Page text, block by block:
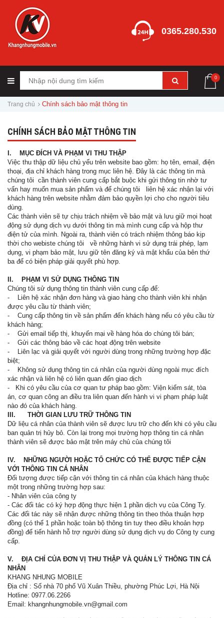
0365.280.530
0
Trang chủ Chính sách bảo mật thông tin
CHÍNH SÁCH BẢO MẬT THÔNG TIN
I. MỤC ĐÍCH VÀ PHẠM VI THU THẬP
Việc thu thập dữ liệu chủ yếu trên website bao gồm: họ tên, email, điện
thoại, địa chỉ khách hàng trong mục liên hệ. Đây là các thông tin mà
chúng tôi cần thành viên cung cấp bắt buộc khi gửi thông tin nhờ tư
vấn hay muốn mua sản phẩm và để chúng tôi liên hệ xác nhận lại với
khách hàng trên website nhằm đảm bảo quyền lợi cho cho người tiêu
dùng.
Các thành viên sẽ tự chịu trách nhiệm về bảo mật và lưu giữ mọi hoạt
động sử dụng dịch vụ dưới thông tin mà mình cung cấp và hộp thư
điện tử của mình. Ngoài ra, thành viên có trách nhiệm thông báo kịp
thời cho webiste chúng tôi về những hành vi sử dụng trái phép, lạm
dụng, vi phạm bảo mật, lưu giữ tên đăng ký và mật khẩu của bên thứ
ba để có biện pháp giải quyết phù hợp.
II. PHẠM VI SỬ DỤNG THÔNG TIN
Chúng tôi sử dụng thông tin thành viên cung cấp để:
- Liên hệ xác nhận đơn hàng và giao hàng cho thành viên khi nhận
được yêu cầu từ thành viên;
- Cung cấp thông tin về sản phẩm đến khách hàng nếu có yêu cầu từ
khách hàng;
- Gửi email tiếp thị, khuyến mại về hàng hóa do chúng tôi bán;
- Gửi các thông báo về các hoạt động trên website
- Liên lạc và giải quyết với người dùng trong những trường hợp đặc
biệt;
- Không sử dụng thông tin cá nhân của người dùng ngoài mục đích
xác nhận và liên hệ có liên quan đến giao dịch
- Khi có yêu cầu của cơ quan tư pháp bao gồm: Viện kiểm sát, tòa
án, cơ quan công an điều tra liên quan đến hành vi vi phạm pháp luật
nào đó của khách hàng.
III. THỜI GIAN LƯU TRỮ THÔNG TIN
Dữ liệu cá nhân của thành viên sẽ được lưu trữ cho đến khi có yêu cầu
ban quản trị hủy bỏ. Còn lại trong mọi trường hợp thông tin cá nhân
thành viên sẽ được bảo mật trên máy chủ của chúng tôi
IV. NHỮNG NGƯỜI HOẶC TỔ CHỨC CÓ THỂ ĐƯỢC TIẾP CẬN
VỚI THÔNG TIN CÁ NHÂN
Đối tượng được tiếp cận với thông tin cá nhân của khách hàng thuộc
một trong những trường hợp sau:
- Nhân viên của công ty
- Các đối tác có ký hợp động thực hiện 1 phần dịch vụ của Công Ty.
Các đối tác này sẽ nhận được những thông tin theo thỏa thuận hợp
đồng (có thể 1 phần hoặc toàn bộ thông tin tuy theo điều khoản hợp
đồng) để tiến hành hỗ trợ người dùng sử dụng dịch vụ do Công ty cung
cấp.
V. ĐỊA CHỈ CỦA ĐƠN VỊ THU THẬP VÀ QUẢN LÝ THÔNG TIN CÁ
NHÂN
KHANG NHUNG MOBILE
Địa chỉ : Số nhà 70 phố Vũ Xuân Thiều, phường Phúc Lợi, Hà Nội
Hotline: 0977.06.2266
Email: khangnhungmobile.vn@gmail.com